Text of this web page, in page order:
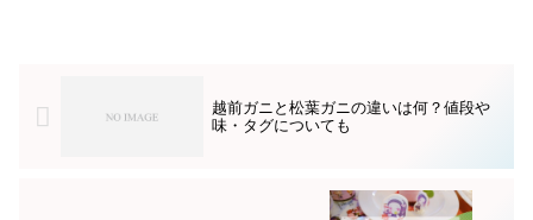
越前ガニと松葉ガニの違いは何？値段や
味・タグについても